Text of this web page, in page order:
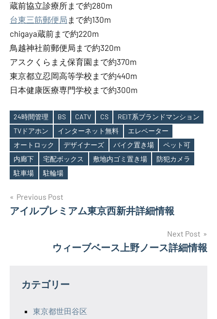
蔵前協立診療所まで約280m
台東三筋郵便局 まで約130m
chigaya蔵前まで約220m
鳥越神社前郵便局まで約320m
アスクくらまえ保育園まで約370m
東京都立忍岡高等学校まで約440m
日本健康医療専門学校まで約300m
Tags
24時間管理 BS CATV CS
REIT系ブランドマンション
TVドアホン
インターネット無料
エレベーター
オートロック
デザイナーズ バイク置き場
ペット可
内廊下
宅配ボックス 敷地内ゴミ置き場
防犯カメラ
駐車場
駐輪場
投
稿
ー
Previous Post
アイルプレミアム東京西新井詳細情報
Next Post
ウィーブベース上野ノース詳細情報
カテゴリー
東京都世田谷区